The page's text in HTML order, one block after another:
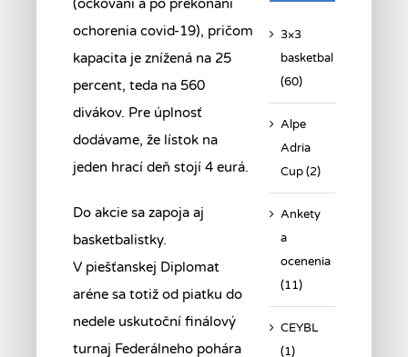
(očkovaní a po prekonaní
ochorenia covid-19), pričom
kapacita je znížená na 25
percent, teda na 560
divákov. Pre úplnosť
dodávame, že lístok na
jeden hrací deň stojí 4 eurá.
Do akcie sa zapoja aj
basketbalistky.
V piešťanskej Diplomat
aréne sa totiž od piatku do
nedele uskutoční finálový
turnaj Federálneho pohára
3×3
basketbal
(60)
Alpe
Adria
Cup (2)
Ankety
a
ocenenia
(11)
CEYBL
(1)